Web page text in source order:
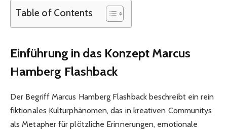
Table of Contents
Einführung in das Konzept Marcus
Hamberg Flashback
Der Begriff Marcus Hamberg Flashback beschreibt ein rein
fiktionales Kulturphänomen, das in kreativen Communitys
als Metapher für plötzliche Erinnerungen, emotionale